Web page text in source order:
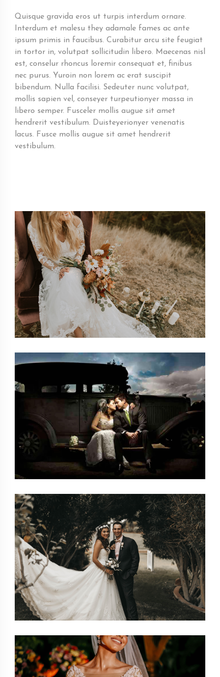
Quisque gravida eros ut turpis interdum ornare.
Interdum et malesu they adamale fames ac ante
ipsum primis in faucibus. Curabitur arcu site feugiat
in tortor in, volutpat sollicitudin libero. Maecenas nisl
est, conselur rhoncus loremir consequat et, finibus
nec purus. Yuroin non lorem ac erat suscipit
bibendum. Nulla facilisi. Sedeuter nunc volutpat,
mollis sapien vel, conseyer turpeutionyer massa in
libero semper. Fusceler mollis augue sit amet
hendrerit vestibulum. Duisteyerionyer venenatis
lacus. Fusce mollis augue sit amet hendrerit
vestibulum.